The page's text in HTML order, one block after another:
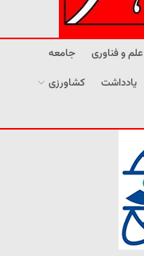
علم و فناوری
جامعه
یادداشت
کشاورزی